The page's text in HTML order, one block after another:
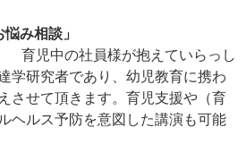
み相談」
育児中の社員様が抱えていらっし
学研究者であり、幼児教育に携わ
させて頂きます。育児支援や（育
ヘルス予防を意図した講演も可能